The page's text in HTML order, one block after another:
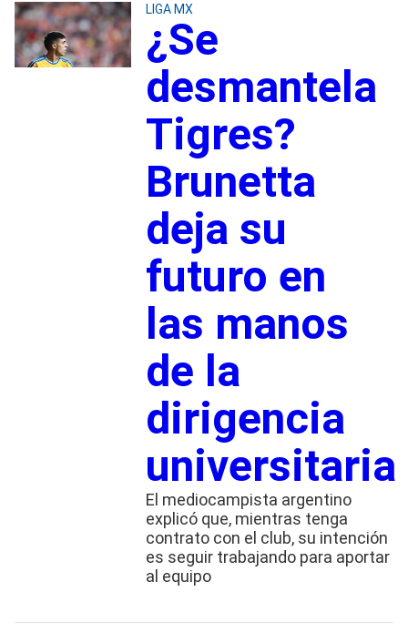
LIGA MX
¿Se
desmantela
Tigres?
Brunetta
deja su
futuro en
las manos
de la
dirigencia
universitaria
El mediocampista argentino
explicó que, mientras tenga
contrato con el club, su intención
es seguir trabajando para aportar
al equipo